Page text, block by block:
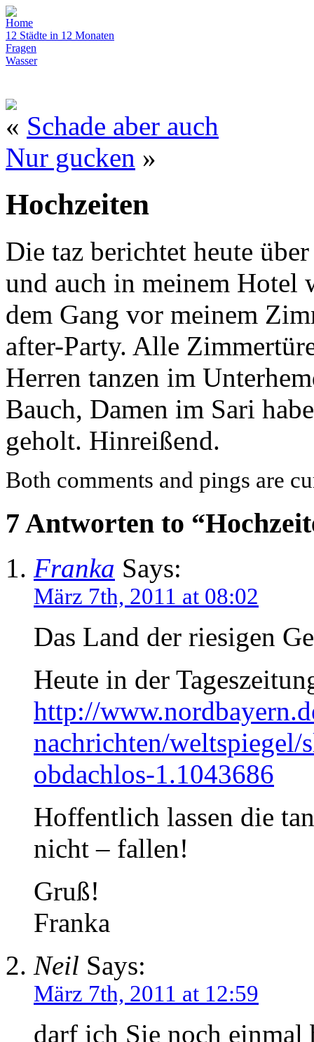
Home
12 Städte in 12 Monaten
Fragen
Wasser
« Schade aber auch
Nur gucken »
Hochzeiten
Die taz berichtet heute
und auch in meinem Hotel
dem Gang vor meinem
after-Party. Alle
Herren tanzen im
Bauch, Damen im Sari
geholt. Hinreißend.
Both comments and pings are
7 Antworten to
Franka Says:
März 7th, 2011 at 08:02
Das Land der riesigen
Heute in der
http://
nachrichten/
obdachlos-1.1043686
Hoffentlich lassen die
nicht – fallen!
Gruß!
Franka
Neil Says:
März 7th, 2011 at 12:59
darf ich Sie noch einmal